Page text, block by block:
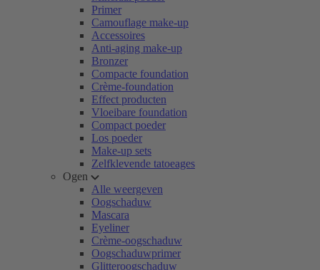
Primer
Camouflage make-up
Accessoires
Anti-aging make-up
Bronzer
Compacte foundation
Crème-foundation
Effect producten
Vloeibare foundation
Compact poeder
Los poeder
Make-up sets
Zelfklevende tatoeages
Ogen
Alle weergeven
Oogschaduw
Mascara
Eyeliner
Crème-oogschaduw
Oogschaduwprimer
Glitteroogschaduw